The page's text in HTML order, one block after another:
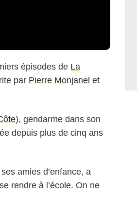
épisodes de La
par Pierre Monjanel et
), gendarme dans son
depuis plus de cinq ans
amies d’enfance, a
rendre à l’école. On ne